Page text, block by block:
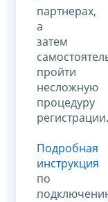
партнерах,
а
затем
пройти
несложную
процедуру
регистрации.
Подробная
инструкция
по